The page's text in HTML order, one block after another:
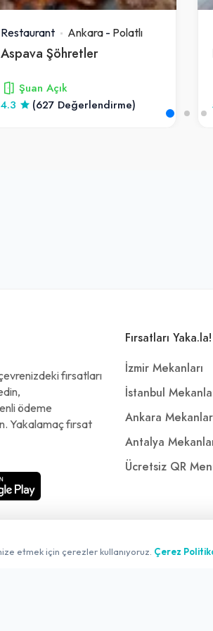
Restaurant Ankara- Polatlı
Aspava Şöhretler
Şuan Açık
4.3
(627 Değerlendirme)
fırsatları
ödeme
Yakalamaç fırsat
Fırsatları Yaka.la!
İzmir Mekanları
İstanbul
Ankara
Antalya
Ücretsiz QR
etmek için çerezler kullanıyoruz. Çerez